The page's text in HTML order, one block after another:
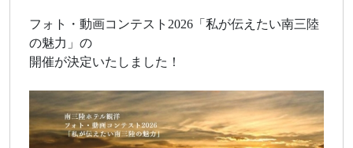
フォト・動画コンテスト2026「私が伝えたい南三陸
の魅力」の
開催が決定いたしました！